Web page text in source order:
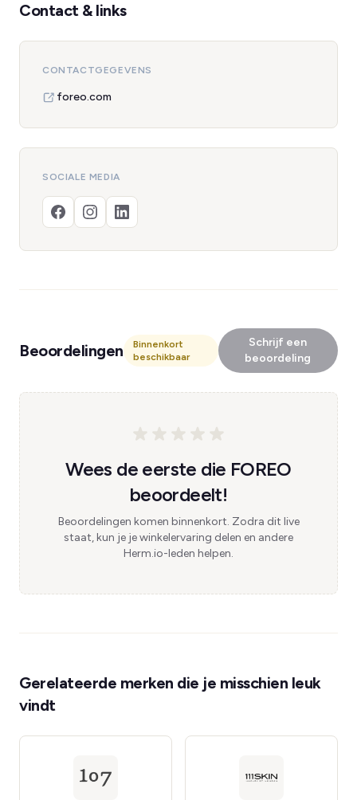
Contact & links
CONTACTGEGEVENS
foreo.com
SOCIALE MEDIA
Beoordelingen
Binnenkort
beschikbaar
Schrijf een
beoordeling
Wees de eerste die FOREO
beoordeelt!
Beoordelingen komen binnenkort. Zodra dit live
staat, kun je je winkelervaring delen en andere
Herm.io-leden helpen.
Gerelateerde merken die je misschien leuk
vindt